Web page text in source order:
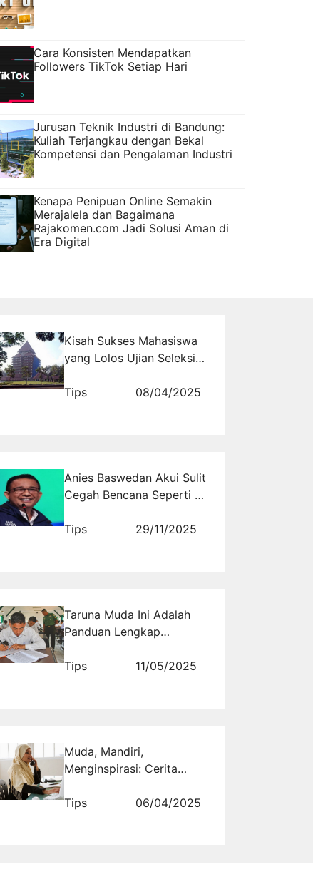
Cara Konsisten Mendapatkan
Followers TikTok Setiap Hari
Jurusan Teknik Industri di Bandung:
Kuliah Terjangkau dengan Bekal
Kompetensi dan Pengalaman Industri
Kenapa Penipuan Online Semakin
Merajalela dan Bagaimana
Rajakomen.com Jadi Solusi Aman di
Era Digital
Kisah Sukses Mahasiswa
yang Lolos Ujian Seleksi
UI: Inspirasi untukmu!
Tips
08/04/2025
Anies Baswedan Akui Sulit
Cegah Bencana Seperti di
Risiko Bisa Dikurangi
Tips 29/11/2025
Taruna Muda Ini Adalah
Panduan Lengkap
Mengikuti Tryout TNI Tes
Akademik Gratis untuk
Tips 11/05/2025
Muda, Mandiri,
Menginspirasi: Cerita
Menyentuh Hati
Tips 06/04/2025